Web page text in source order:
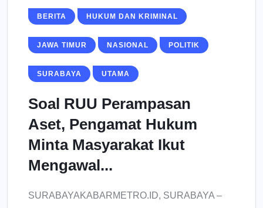
BERITA HUKUM DAN KRIMINAL
JAWA TIMUR NASIONAL POLITIK
SURABAYA UTAMA
Soal RUU Perampasan
Aset, Pengamat Hukum
Minta Masyarakat Ikut
Mengawal...
SURABAYAKABARMETRO.ID, SURABAYA –